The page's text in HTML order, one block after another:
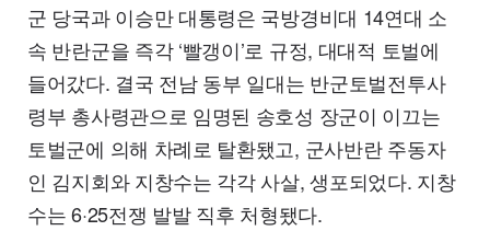
군 당국과 이승만 대통령은 국방경비대 14연대 소
속 반란군을 즉각 ‘빨갱이’로 규정, 대대적 토벌에
들어갔다. 결국 전남 동부 일대는 반군토벌전투사
령부 총사령관으로 임명된 송호성 장군이 이끄는
토벌군에 의해 차례로 탈환됐고, 군사반란 주동자
인 김지회와 지창수는 각각 사살, 생포되었다. 지창
수는 6·25전쟁 발발 직후 처형됐다.